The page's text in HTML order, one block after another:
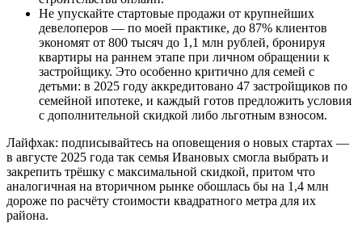
Не упускайте стартовые продажи от крупнейших
девелоперов — по моей практике, до 87% клиентов
экономят от 800 тысяч до 1,1 млн рублей, бронируя
квартиры на раннем этапе при личном обращении к
застройщику. Это особенно критично для семей с
детьми: в 2025 году аккредитовано 47 застройщиков по
семейной ипотеке, и каждый готов предложить условия
с дополнительной скидкой либо льготным взносом.
Лайфхак: подписывайтесь на оповещения о новых стартах —
в августе 2025 года так семья Ивановых смогла выбрать и
закрепить трёшку с максимальной скидкой, притом что
аналогичная на вторичном рынке обошлась бы на 1,4 млн
дороже по расчёту стоимости квадратного метра для их
района.